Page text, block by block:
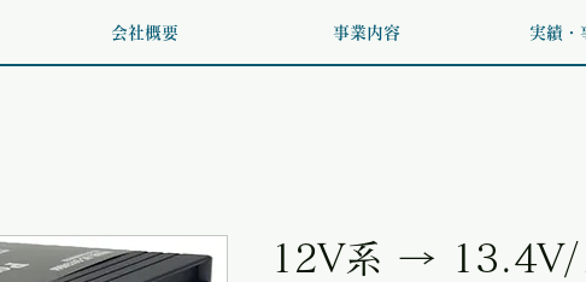
会社概要 事業内容 実績・
12V系 → 13.4V/